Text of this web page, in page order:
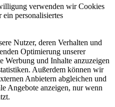
verwenden wir Cookies
personalisiertes
Nutzer, deren Verhalten und
Optimierung unserer
Werbung und Inhalte anzuzeigen
Außerdem können wir
Anbietern abgleichen und
Angebote anzeigen, nur wenn